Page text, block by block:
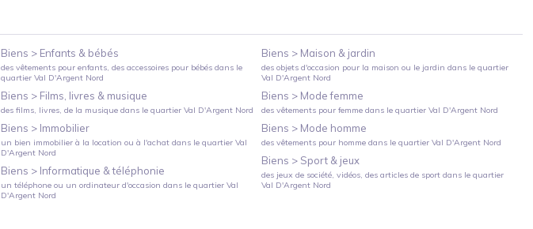
Biens > Enfants & bébés
des vêtements pour enfants, des accessoires pour bébésdans le
quartier Val D'Argent Nord
Biens > Films, livres & musique
des films, livres, de la musiquedans le quartier Val D'Argent Nord
Biens > Immobilier
un bien immobilier à la location ou à l'achatdans le quartier Val
D'Argent Nord
Biens > Informatique & téléphonie
un téléphone ou un ordinateur d'occasion dans le quartier Val
D'Argent Nord
Biens > Maison & jardin
des objets d'occasion pour la maison ou le jardin dans le quartier
Val D'Argent Nord
Biens > Mode femme
des vêtements pour femme dans le quartierVal D'Argent Nord
Biens > Mode homme
des vêtements pour homme dans le quartierVal D'Argent Nord
Biens > Sport & jeux
des jeux de société, vidéos, des articles de sport dans le quartier
Val D'Argent Nord